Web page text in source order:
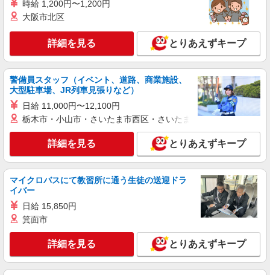
時給 1,200円〜1,200円
大阪市北区
詳細を見る とりあえずキープ
警備員スタッフ（イベント、道路、商業施設、
大型駐車場、JR列車見張りなど）
日給 11,000円〜12,100円
栃木市・小山市・さいたま市西区・さいたま市岩槻区・久喜市・
詳細を見る とりあえずキープ
マイクロバスにて教習所に通う生徒の送迎ドラ
イバー
日給 15,850円
箕面市
詳細を見る とりあえずキープ